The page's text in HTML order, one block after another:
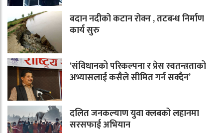
बदान नदीको कटान रोक्न , तटबन्ध निर्माण
कार्य सुरु
‘संविधानको परिकल्पना र प्रेस स्वतन्त्रताको
अभ्यासलाई कसैले सीमित गर्न सक्दैन’
दलित जनकल्याण युवा क्लबको लहानमा
सरसफाई अभियान